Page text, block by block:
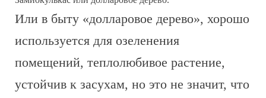
Или в быту «долларовое дерево», хорошо
используется для озеленения
помещений, теплолюбивое растение,
устойчив к засухам, но это не значит, что